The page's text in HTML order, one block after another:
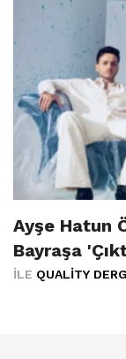
Ayşe Hatun
Bayraşa
İLE QUALITY